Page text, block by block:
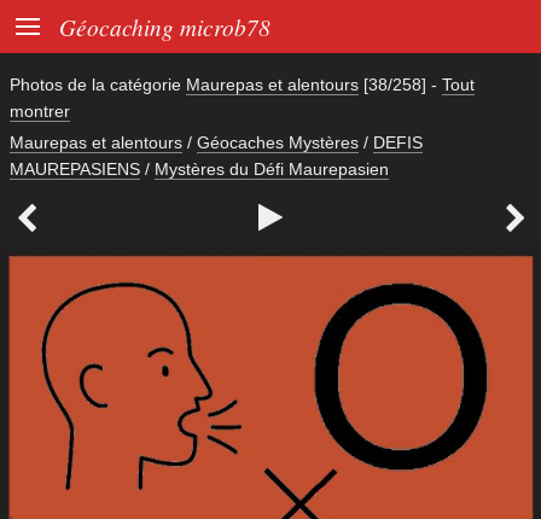
 Géocaching microb78
Photos de la catégorie Maurepas et alentours [38/258] - Tout
montrer
Maurepas et alentours / Géocaches Mystères / DEFIS
MAUREPASIENS / Mystères du Défi Maurepasien
  